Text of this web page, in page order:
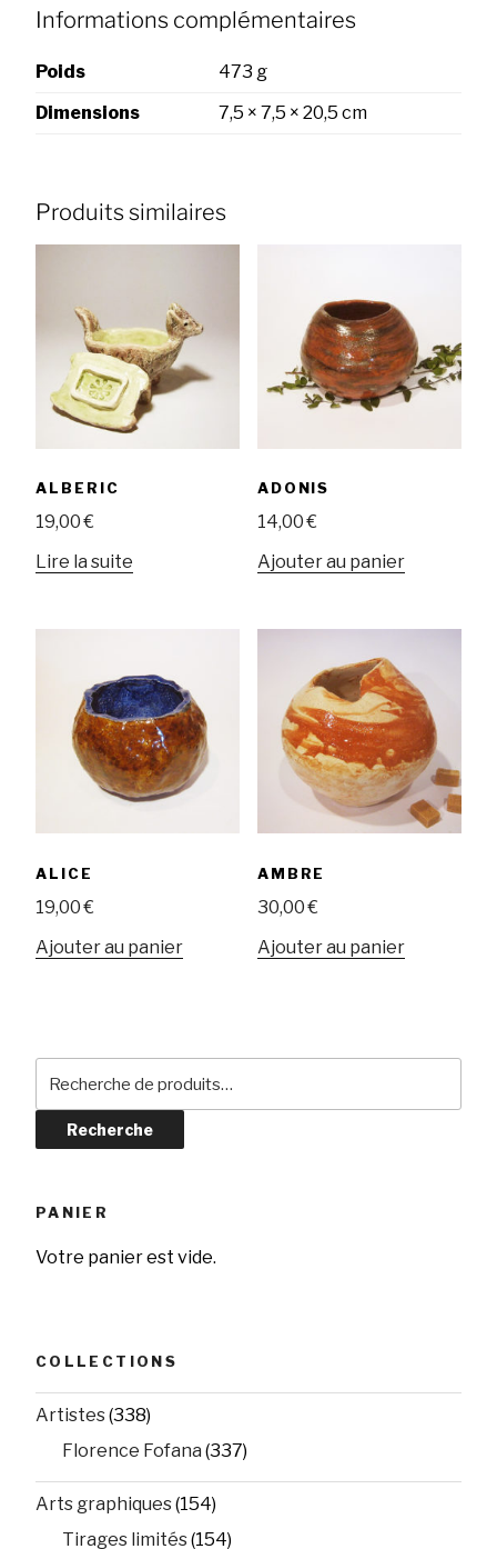
Informations complémentaires
Poids
473 g
Dimensions
7,5 × 7,5 × 20,5 cm
Produits similaires
ALBERIC
19,00€
Lire la suite
ADONIS
14,00€
Ajouter au panier
ALICE
19,00€
Ajouter au panier
AMBRE
30,00€
Ajouter au panier
pour :
Recherche
PANIER
Votre panier est vide.
COLLECTIONS
Artistes(338)
Florence Fofana (337)
Arts graphiques(154)
Tirages limités(154)